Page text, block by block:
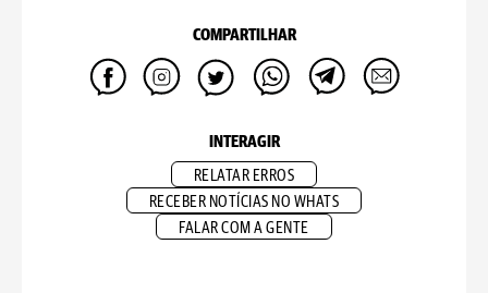
COMPARTILHAR
INTERAGIR
RELATAR ERROS
RECEBER NOTÍCIAS NO WHATS
FALAR COM A GENTE